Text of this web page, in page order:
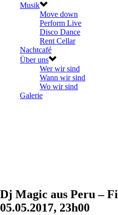
Musik
Move down
Perform Live
Disco Dance
Rent Cellar
Nachtcafé
Über uns
Wer wir sind
Wann wir sind
Wo wir sind
Galerie
Dj Magic aus Peru –
05.05.2017, 23h00